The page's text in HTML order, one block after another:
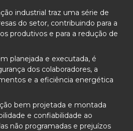
industrial traz uma série de
do setor, contribuindo para a
produtivos e para a redução de
planejada e executada, é
dos colaboradores, a
e a eficiência energética
bem projetada e montada
e confiabilidade ao
não programadas e prejuízos